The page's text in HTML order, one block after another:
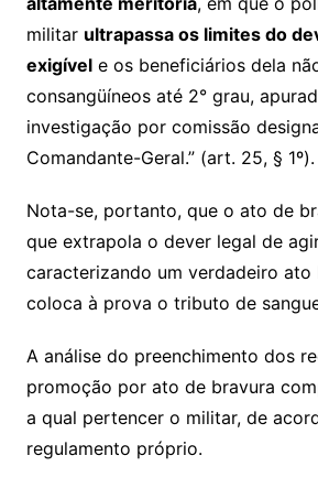
militar ultrapassa os limites do
exigívele os beneficiários dela
consangüíneos até 2° grau,
investigação por comissão
Comandante-Geral.” (art. 25, § 1º).
Nota-se, portanto, que o ato de
que extrapola o dever legal de
caracterizando um verdadeiro ato
coloca à prova o tributo de
A análise do preenchimento dos
promoção por ato de bravura
a qual pertencer o militar, de
regulamento próprio.